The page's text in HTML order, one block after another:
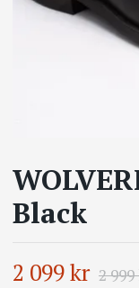
Black
2 099 kr 2